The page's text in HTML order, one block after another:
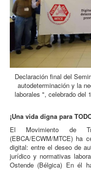
Declaración final del
autodeterminación y la
laborales ", celebrado del
¡Una vida digna para
El Movimiento de
(EBCA/ECWM/MTCE) ha
digital: entre el deseo de
jurídico y normativas
Ostende (Bélgica) En él